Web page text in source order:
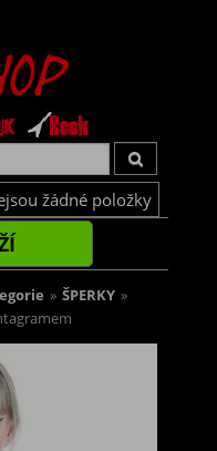
žádné položky
» ŠPERKY »